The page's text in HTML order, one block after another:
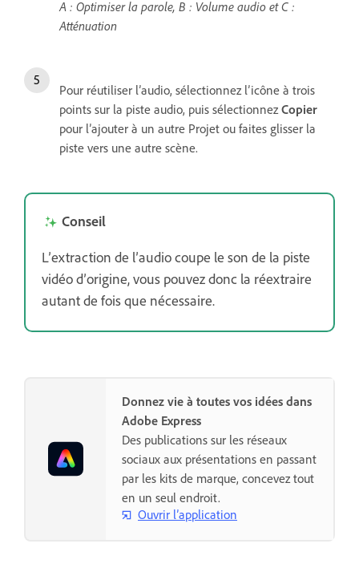
A : Optimiser la parole, B : Volume audio et C :
Atténuation
Pour réutiliser l’audio, sélectionnez l’icône à trois
points sur la piste audio, puis sélectionnez Copier
pour l’ajouter à un autre Projet ou faites glisser la
piste vers une autre scène.
Conseil
L’extraction de l’audio coupe le son de la piste
vidéo d’origine, vous pouvez donc la réextraire
autant de fois que nécessaire.
Donnez vie à toutes vos idées dans
Adobe Express
Des publications sur les réseaux
sociaux aux présentations en passant
par les kits de marque, concevez tout
en un seul endroit.
Ouvrir l’application